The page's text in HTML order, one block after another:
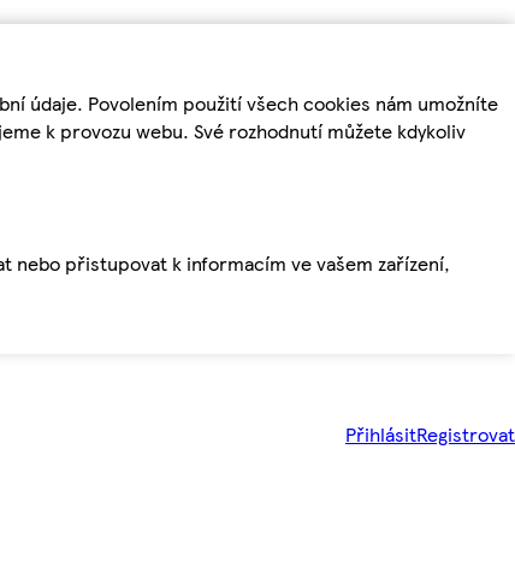
údaje. Povolením použití všech cookies nám umožníte
k provozu webu. Své rozhodnutí můžete kdykoliv
nebo přistupovat k informacím ve vašem zařízení,
PřihlásitRegistrovat